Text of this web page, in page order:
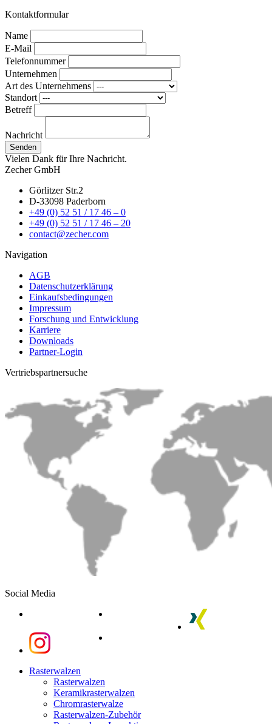
Kontaktformular
Name
E-Mail
Telefonnummer
Unternehmen
Art des Unternehmens
Standort
Betreff
Nachricht
Senden
Vielen Dank für Ihre Nachricht.
Zecher GmbH
Görlitzer Str.2
D-33098 Paderborn
+49 (0) 52 51 / 17 46 – 0
+49 (0) 52 51 / 17 46 – 20
contact@zecher.com
Navigation
AGB
Datenschutzerklärung
Einkaufsbedingungen
Impressum
Forschung und Entwicklung
Karriere
Downloads
Partner-Login
Vertriebs­partnersuche
Social Media
xing
instagram
Close
Rasterwalzen
Rasterwalzen
Keramikrasterwalzen
Chromrasterwalze
Rasterwalzen-Zubehör